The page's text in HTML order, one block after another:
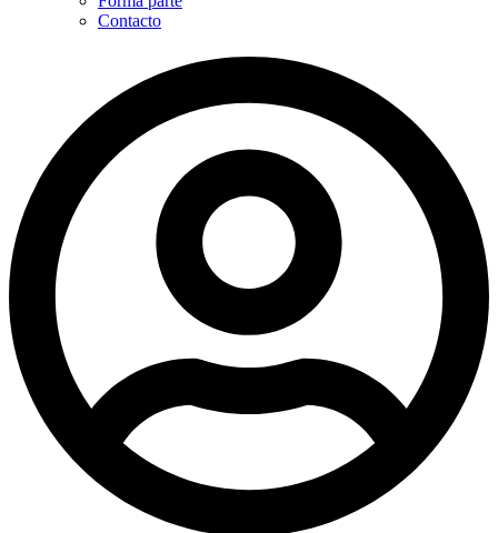
Contacto